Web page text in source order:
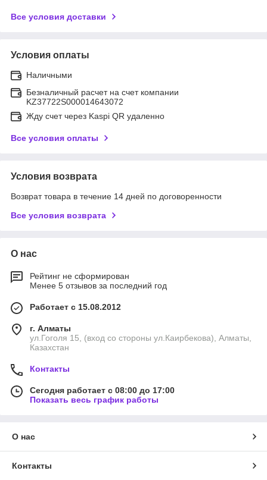
Все условия доставки
Условия оплаты
Наличными
Безналичный расчет на счет компании
KZ37722S000014643072
Жду счет через Kaspi QR удаленно
Все условия оплаты
Условия возврата
Возврат товара в течение 14 дней по договоренности
Все условия возврата
О нас
Рейтинг не сформирован
Менее 5 отзывов за последний год
Работает с 15.08.2012
г. Алматы
ул.Гоголя 15, (вход со стороны ул.Каирбекова), Алматы,
Казахстан
Контакты
Сегодня работает с 08:00 до 17:00
Показать весь график работы
О нас
Контакты